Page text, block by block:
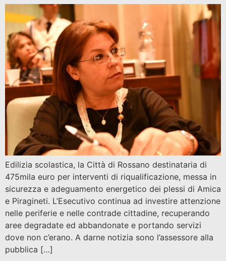
Edilizia scolastica, la Città di Rossano destinataria di
475mila euro per interventi di riqualificazione, messa in
sicurezza e adeguamento energetico dei plessi di Amica
e Piragineti. L’Esecutivo continua ad investire attenzione
nelle periferie e nelle contrade cittadine, recuperando
aree degradate ed abbandonate e portando servizi
dove non c’erano. A darne notizia sono l’assessore alla
pubblica […]